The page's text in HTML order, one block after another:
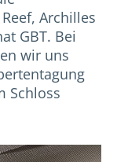
Archilles
GBT. Bei
wir uns
Schloss